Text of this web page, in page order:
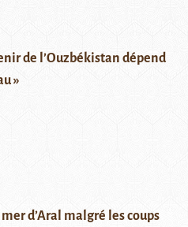
de l’Ouzbékistan dépend
»
mer d’Aral malgré les coups